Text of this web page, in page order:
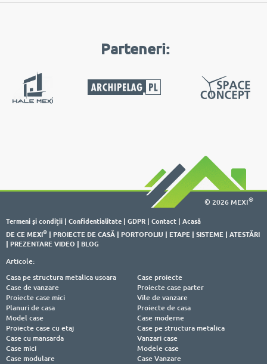
Parteneri:
© 2026 MEXI®
Termeni şi condiţii | Confidentialitate | GDPR | Contact | Acasă
DE CE MEXI® | PROIECTE DE CASĂ | PORTOFOLIU | ETAPE | SISTEME | ATESTĂRI
| PREZENTARE VIDEO | BLOG
Articole:
Casa pe structura metalica usoara
Case de vanzare
Proiecte case mici
Planuri de casa
Model case
Proiecte case cu etaj
Case cu mansarda
Case mici
Case modulare
Case proiecte
Proiecte case parter
Vile de vanzare
Proiecte de casa
Case moderne
Case pe structura metalica
Vanzari case
Modele case
Case Vanzare